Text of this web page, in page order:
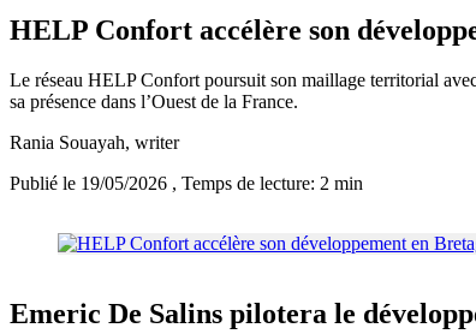
HELP Confort accélère son
Le réseau HELP Confort poursuit son maillage territorial
sa présence dans l’Ouest de la France.
Rania Souayah, writer
Publié le 19/05/2026 , Temps de lecture: 2 min
Emeric De Salins pilotera le